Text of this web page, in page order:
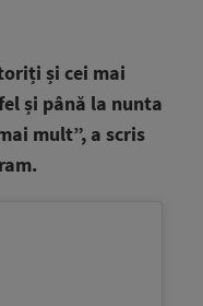
și cei mai
și până la nunta
mult”, a scris